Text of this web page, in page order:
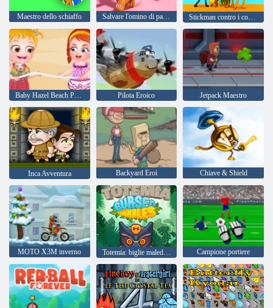
Maestro dello schiaffo Salvare l'omino di pan di zenzero Stickman contro i combattenti italiani Brainrot
Pilota Eroico Jetpack Maestro
Inca Avventura Backyard Eroi Chiave & Shield
MOTO X3M inverno Totemia: biglie maledette Campione portiere